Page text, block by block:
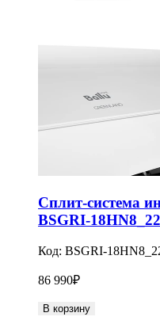
Сплит-система
BSGRI-
Код: BSGRI-
86 990₽
В корзину